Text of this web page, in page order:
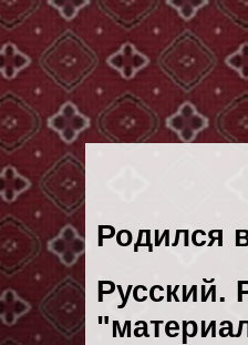
Родился
Русский.